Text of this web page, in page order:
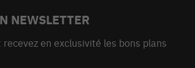
NEWSLETTER
recevez en exclusivité les bons plans